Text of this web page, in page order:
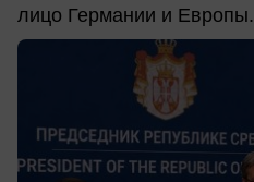
лицо Германии и Европы.